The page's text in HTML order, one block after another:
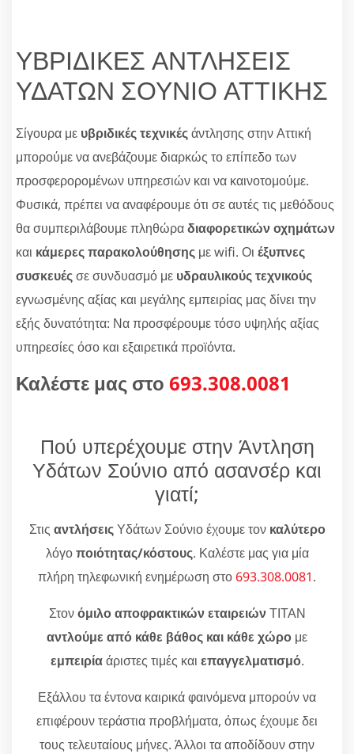
ΥΒΡΙΔΙΚΕΣ ΑΝΤΛΗΣΕΙΣ
ΥΔΑΤΩΝ ΣΟΥΝΙΟ ΑΤΤΙΚΗΣ
Σίγουρα με υβριδικές τεχνικέςάντλησης στην Αττική
μπορούμε να ανεβάζουμε διαρκώς το επίπεδο των
προσφερορομένων υπηρεσιών και να καινοτομούμε.
Φυσικά, πρέπει να αναφέρουμε ότι σε αυτές τις μεθόδους
θα συμπεριλάβουμε πληθώραδιαφορετικών οχημάτων
και κάμερες παρακολούθησης με wifi. Οι έξυπνες
συσκευέςσε συνδυασμό με υδραυλικούς τεχνικούς
εγνωσμένης αξίας και μεγάλης εμπειρίας μας δίνει την
εξής δυνατότητα: Να προσφέρουμε τόσο υψηλής αξίας
υπηρεσίες όσο και εξαιρετικά προϊόντα.
Καλέστε μας στο 693.308.0081
Πού υπερέχουμε στην Άντληση
Υδάτων Σούνιο από ασανσέρ και
γιατί;
Στις αντλήσειςΥδάτων Σούνιο έχουμε τον καλύτερο
λόγοποιότητας/κόστους. Καλέστε μας για μία
πλήρη τηλεφωνική ενημέρωση στο693.308.0081.
Στονόμιλο αποφρακτικών εταιρειώνΤΙΤΑΝ
αντλούμε από κάθε βάθος και κάθε χώρο με
εμπειρίαάριστες τιμές και επαγγελματισμό.
Εξάλλου τα έντονα καιρικά φαινόμενα μπορούν να
επιφέρουν τεράστια προβλήματα, όπως έχουμε δει
τους τελευταίους μήνες. Άλλοι τα αποδίδουν στην